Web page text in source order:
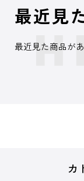
最近見
最近見た商品があ
カ